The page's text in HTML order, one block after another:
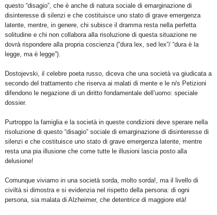
questo “disagio”, che è anche di natura sociale di emarginazione di
disinteresse di silenzi e che costituisce uno stato di grave emergenza
latente, mentre, in genere, chi subisce il dramma resta nella perfetta
solitudine e chi non collabora alla risoluzione di questa situazione ne
dovrà rispondere alla propria coscienza (“dura lex, sed lex”/ “dura è la
legge, ma è legge”).
Dostojevski, il celebre poeta russo, diceva che una società va giudicata a
secondo del trattamento che riserva ai malati di mente e le n/s Petizioni
difendono le negazione di un diritto fondamentale dell’uomo: speciale
dossier.
Purtroppo la famiglia e la società in queste condizioni deve sperare nella
risoluzione di questo “disagio” sociale di emarginazione di disinteresse di
silenzi e che costituisce uno stato di grave emergenza latente, mentre
resta una pia illusione che come tutte le illusioni lascia posto alla
delusione!
Comunque viviamo in una società sorda, molto sorda!, ma il livello di
civiltà si dimostra e si evidenzia nel rispetto della persona: di ogni
persona, sia malata di Alzheimer, che detentrice di maggiore età!